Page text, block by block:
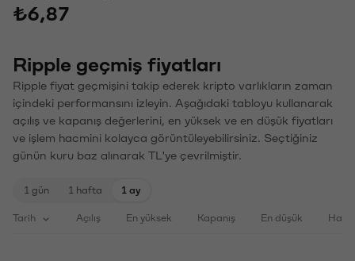
₺6,87
Ripple geçmiş fiyatları
Ripple fiyat geçmişini takip ederek kripto varlıkların zaman
içindeki performansını izleyin. Aşağıdaki tabloyu kullanarak
açılış ve kapanış değerlerini, en yüksek ve en düşük fiyatları
ve işlem hacmini kolayca görüntüleyebilirsiniz. Seçtiğiniz
günün kuru baz alınarak TL'ye çevrilmiştir.
1 gün 1 hafta 1 ay
Tarih Açılış En yüksek Kapanış En düşük